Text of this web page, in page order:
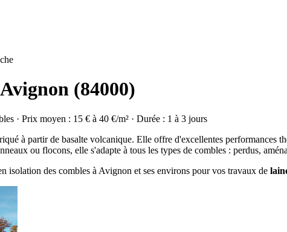
(84000)
· Prix moyen : 15 € à 40 €/m² · Durée : 1 à 3 jours
à partir de basalte volcanique. Elle offre d'excellentes performances
ou flocons, elle s'adapte à tous les types de combles : perdus,
isolation des combles à Avignon et ses environs pour vos travaux de